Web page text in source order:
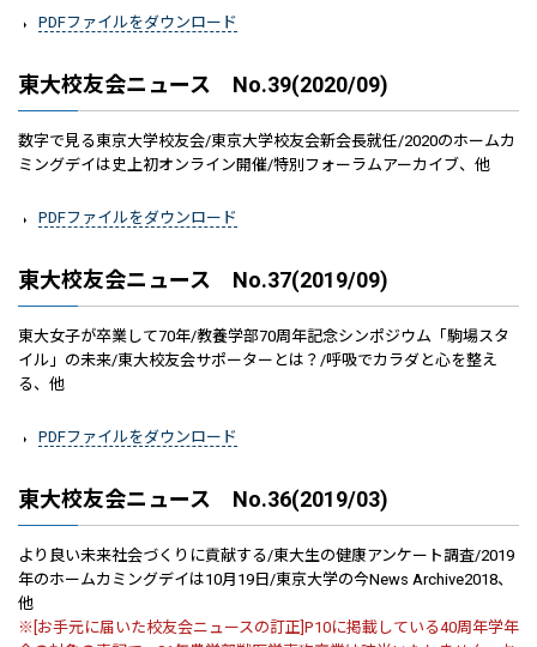
PDFファイルをダウンロード
東大校友会ニュース No.39(2020/09)
数字で見る東京大学校友会/東京大学校友会新会長就任/2020のホームカ
ミングデイは史上初オンライン開催/特別フォーラムアーカイブ、他
PDFファイルをダウンロード
東大校友会ニュース No.37(2019/09)
東大女子が卒業して70年/教養学部70周年記念シンポジウム「駒場スタ
イル」の未来/東大校友会サポーターとは？/呼吸でカラダと心を整え
る、他
PDFファイルをダウンロード
東大校友会ニュース No.36(2019/03)
より良い未来社会づくりに貢献する/東大生の健康アンケート調査/2019
年のホームカミングデイは10月19日/東京大学の今News Archive2018、
他
※[お手元に届いた校友会ニュースの訂正]P10に掲載している40周年学年